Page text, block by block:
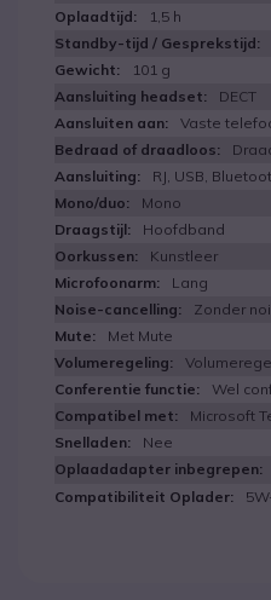
1,5 h
101 g
DECT
Vaste
RJ, USB,
Mono
Hoofdband
Kunstleer
Lang
Zonder
Met Mute
Wel
Microsoft
Nee